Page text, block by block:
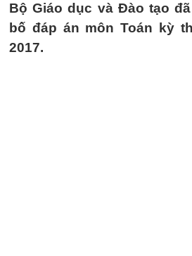
Bộ Giáo dục và Đào tạo
bố đáp án môn Toán kỳ
2017.